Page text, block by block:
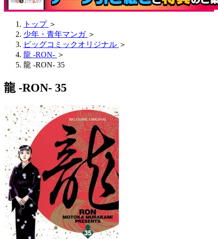
トップ ＞
少年・青年マンガ ＞
ビッグコミックオリジナル ＞
龍 -RON- ＞
龍 -RON- 35
龍 -RON- 35